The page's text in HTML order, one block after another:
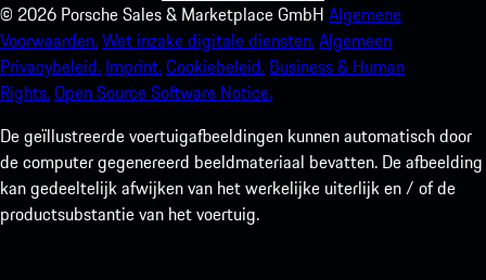
© 2026 Porsche Sales & Marketplace GmbH Algemene
Voorwaarden.Wet inzake digitale diensten.Algemeen
Privacybeleid. Imprint.Cookiebeleid. Business & Human
Rights.Open Source Software Notice.
De geïllustreerde voertuigafbeeldingen kunnen automatisch door
de computer gegenereerd beeldmateriaal bevatten. De afbeelding
kan gedeeltelijk afwijken van het werkelijke uiterlijk en / of de
productsubstantie van het voertuig.